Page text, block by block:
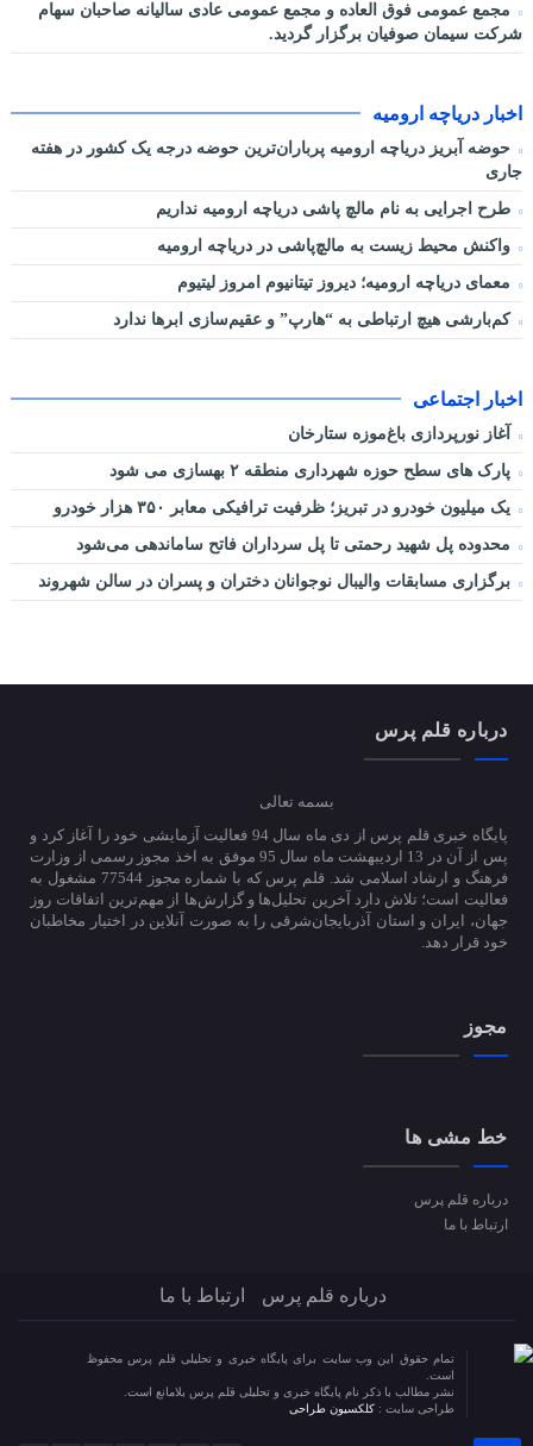
مجمع عمومی فوق العاده و مجمع عمومی عادی سالیانه صاحبان سهام
شرکت سیمان صوفیان برگزار گردید.
اخبار دریاچه ارومیه
حوضه آبریز دریاچه ارومیه پرباران‌ترین حوضه‌ درجه یک کشور در هفته
جاری
طرح اجرایی به نام مالچ پاشی دریاچه ارومیه نداریم
واکنش محیط زیست به مالچ‌پاشی در دریاچه ارومیه
معمای دریاچه ارومیه؛ دیروز تیتانیوم امروز لیتیوم
کم‌بارشی هیچ ارتباطی به “هارپ” و عقیم‌سازی ابرها ندارد
اخبار اجتماعی
آغاز نورپردازی باغ‌موزه ستارخان
پارک های سطح حوزه شهرداری منطقه ۲ بهسازی می شود
یک میلیون خودرو در تبریز؛ ظرفیت ترافیکی معابر ۳۵۰ هزار خودرو
محدوده پل شهید رحمتی تا پل سرداران فاتح ساماندهی می‌شود
برگزاری مسابقات والیبال نوجوانان دختران و پسران در سالن شهروند
درباره قلم پرس
بسمه تعالی
پایگاه خبری قلم پرس از دی ماه سال 94 فعالیت آزمایشی خود را آغاز کرد و
پس از آن در 13 اردیبهشت ماه سال 95 موفق به اخذ مجوز رسمی از وزارت
فرهنگ و ارشاد اسلامی شد. قلم پرس که با شماره مجوز 77544 مشغول به
فعالیت است؛ تلاش دارد آخرین تحلیل‌ها و گزارش‌ها از مهم‌ترین اتفاقات روز
جهان، ایران و استان آذربایجان‌شرقی را به صورت آنلاین در اختیار مخاطبان
خود قرار دهد.
مجوز
خط مشی ها
درباره قلم پرس
ارتباط با ما
درباره قلم پرس ارتباط با ما
تمام حقوق این وب سایت برای پایگاه خبری و تحلیلی قلم پرس محفوظ
است.
نشر مطالب با ذکر نام پایگاه خبری و تحلیلی قلم پرس بلامانع است.
طراحی سایت : کلکسیون طراحی